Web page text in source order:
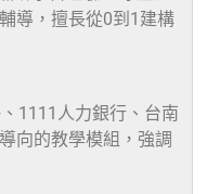
導，擅長從0到1建構
1111人力銀行、台南
向的教學模組，強調